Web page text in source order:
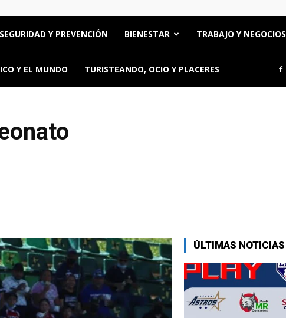
SEGURIDAD Y PREVENCIÓN BIENESTAR TRABAJO Y NEGOCIOS
Y EL MUNDO TURISTEANDO, OCIO Y PLACERES
ÚLTIMAS NOTICIAS